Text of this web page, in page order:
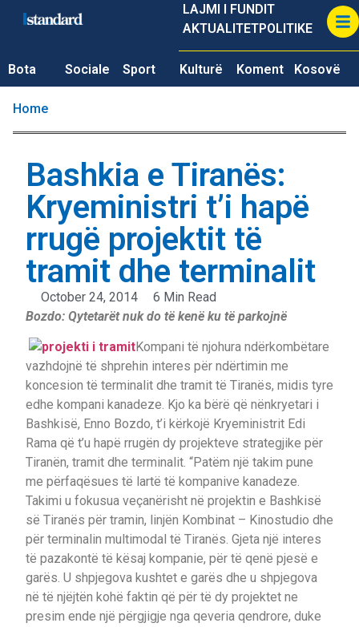
LAJMI I FUNDIT
AKTUALITETPOLITIKE
Bota Sociale Sport Kulturë Koment Kosovë
Home
Bashkia e Tiranës:
Kryeministri t’i hapë
rrugë projektit të
tramit dhe terminalit
October 24, 2014
6 Min Read
Bozdo: Qytetarët nuk do të kenë ku të parkojnë
Kompani të njohura ndërkombëtare
vazhdojnë të shprehin interes për ndërtimin me
koncesion të terminalit dhe tramit të Tiranës, midis tyre
edhe kompani kanadeze. Kjo ka bërë që nënkryetari i
Bashkisë, Enno Bozdo, t’i kërkojë Kryeministrit Edi
Rama që t’u hapë rrugën dy projekteve strategjike për
Tiranën, tramit dhe terminalit. “Patëm një takim pune
me përfaqësues të lartë të kompanive kanadeze.
Takimi u fokusua veçanërisht në projektin e Bashkisë
së Tiranës për tramin, linjën Kombinat – Kinostudio dhe
për terminalin multimodal të Tiranës. Gjeta një interes
të pazakontë të kësaj kompanie, për të qenë pjesë e
garës. U shpjegova kushtet e garës dhe u shpjegova
në të njëjtën kohë faktin që për të dy projektet ne
presim ende një përgjigje nga qeveria qendrore, duke